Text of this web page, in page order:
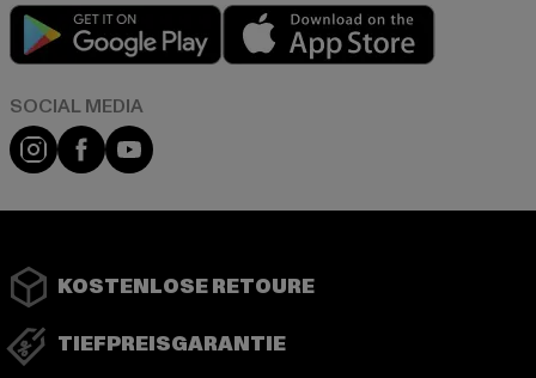
Play market
Instagram
FacebookYouTube
KOSTENLOSE RETOURE
TIEFPREISGARANTIE